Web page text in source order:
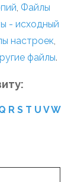
, Файлы
- исходный
настроек,
файлы.
R S T U VW